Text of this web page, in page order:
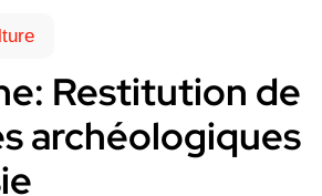
Restitution de
archéologiques